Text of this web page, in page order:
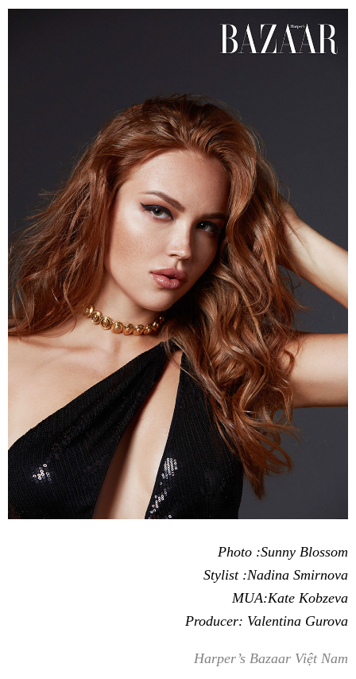
Photo :Sunny Blossom
Stylist :Nadina Smirnova
MUA:Kate Kobzeva
Producer: Valentina Gurova
Harper’s Bazaar Việt Nam